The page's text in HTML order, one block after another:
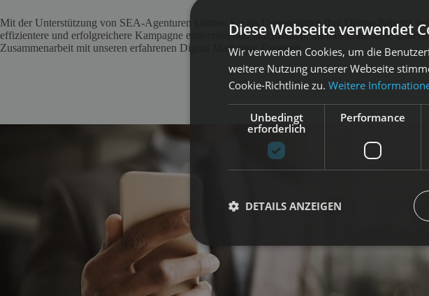
Mit der Unterstützung von SEA-Agenturen können Sie als Unternehmen Ihre Online-Präsenz
effizientere und erfolgreichere Kampagne entwerfen und durchführen, als dies ohne diese
Zusammenarbeit mit unseren erfahrenen Digital Marketing Experten.
Diese Webseite verwendet
Wir verwenden Cookies, um die
weitere Nutzung unserer Webseite
Cookie-Richtlinie zu. Weitere
Unbedingt
erforderlich
Performance
DETAILS ANZEIGEN